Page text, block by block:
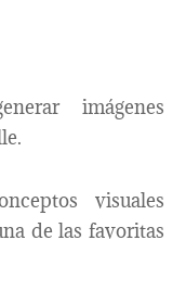
imágenes
visuales
de las favoritas